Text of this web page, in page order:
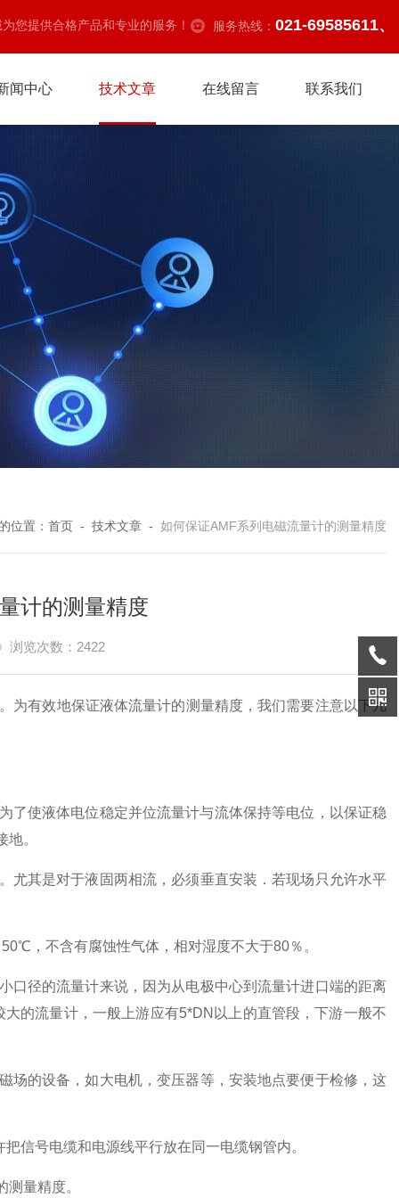
您提供合格产品和专业的服务！ 服务热线： 021-69585611、
闻中心 技术文章 在线留言 联系我们
位置： 首页 - 技术文章 - 如何保证AMF系列电磁流量计的测量精度
计的测量精度
浏览次数：2422
为有效地保证液体流量计的测量精度，我们需要注意以下几
了使液体电位稳定并位流量计与流体保持等电位，以保证稳
。
尤其是对于液固两相流，必须垂直安装．若现场只允许水平
50℃，不含有腐蚀性气体，相对湿度不大于80％。
口径的流量计来说，因为从电极中心到流量计进口端的距离
的流量计，一般上游应有5*DN 以上的直管段，下游一般不
场的设备，如大电机，变压器等，安装地点要便于检修，这
信号电缆和电源线平行放在同一电缆钢管内。
量精度。